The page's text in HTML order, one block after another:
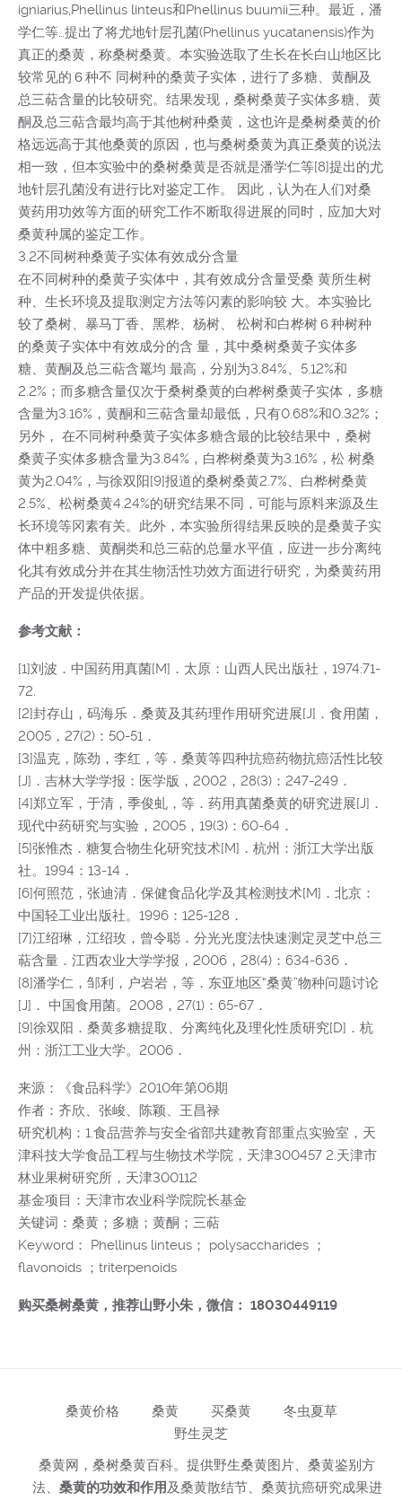
igniarius,Phellinus linteus和Phellinus buumii三种。最近，潘
学仁等…提出了将尤地针层孔菌(Phellinus yucatanensis)作为
真正的桑黄，称桑树桑黄。本实验选取了生长在长白山地区比
较常见的６种不 同树种的桑黄子实体，进行了多糖、黄酮及
总三萜含量的比较研究。结果发现，桑树桑黄子实体多糖、黄
酮及总三萜含最均高于其他树种桑黄，这也许是桑树桑黄的价
格远远高于其他桑黄的原因，也与桑树桑黄为真正桑黄的说法
相一致，但本实验中的桑树桑黄是否就是潘学仁等[8]提出的尤
地针层孔菌没有进行比对鉴定工作。 因此，认为在人们对桑
黄药用功效等方面的研究工作不断取得进展的同时，应加大对
桑黄种属的鉴定工作。
3.2不同树种桑黄子实体有效成分含量
在不同树种的桑黄子实体中，其有效成分含量受桑 黄所生树
种、生长环境及提取测定方法等闪素的影响较 大。本实验比
较了桑树、暴马丁香、黑桦、杨树、 松树和白桦树６种树种
的桑黄子实体中有效成分的含 量，其中桑树桑黄子实体多
糖、黄酮及总三萜含鼍均 最高，分别为3.84%、5.12%和
2.2%；而多糖含量仅次于桑树桑黄的白桦树桑黄子实体，多糖
含量为3.16%，黄酮和三萜含量却最低，只有0.68%和0.32%；
另外， 在不同树种桑黄子实体多糖含最的比较结果中，桑树
桑黄子实体多糖含量为3.84%，白桦树桑黄为3.16%，松 树桑
黄为2.04%，与徐双阳[9]报道的桑树桑黄2.7%、白桦树桑黄
2.5%、松树桑黄4.24%的研究结果不同，可能与原料来源及生
长环境等冈素有关。此外，本实验所得结果反映的是桑黄子实
体中粗多糖、黄酮类和总三萜的总量水平值，应进一步分离纯
化其有效成分并在其生物活性功效方面进行研究，为桑黄药用
产品的开发提供依据。
参考文献：
[1]刘波．中国药用真菌[M]．太原：山西人民出版社，1974:71-
72.
[2]封存山，码海乐．桑黄及其药理作用研究进展[J]．食用菌，
2005，27(2)：50-51．
[3]温克，陈劲，李红，等．桑黄等四种抗癌药物抗癌活性比较
[J]．吉林大学学报：医学版，2002，28(3)：247-249．
[4]郑立军，于清，季俊虬，等．药用真菌桑黄的研究进展[J]．
现代中药研究与实验，2005，19(3)：60-64．
[5]张惟杰．糖复合物生化研究技术[M]．杭州：浙江大学出版
社。1994：13-14．
[6]何照范，张迪清．保健食品化学及其检测技术[M]．北京：
中国轻工业出版社。1996：125-128．
[7]江绍琳，江绍玫，曾令聪．分光光度法快速测定灵芝中总三
萜含量．江西农业大学学报，2006，28(4)：634-636．
[8]潘学仁，邹利，户岩岩，等．东亚地区“桑黄”物种问题讨论
[J]． 中国食用菌。2008，27(1)：65-67．
[9]徐双阳．桑黄多糖提取、分离纯化及理化性质研究[D]．杭
州：浙江工业大学。2006．
来源：《食品科学》2010年第06期
作者：齐欣、张峻、陈颖、王昌禄
研究机构：1.食品营养与安全省部共建教育部重点实验室，天
津科技大学食品工程与生物技术学院，天津300457 2.天津市
林业果树研究所，天津300112
基金项目：天津市农业科学院院长基金
关键词：桑黄；多糖；黄酮；三萜
Keyword： Phellinus linteus； polysaccharides ；
flavonoids ；triterpenoids
购买桑树桑黄，推荐山野小朱，微信： 18030449119
桑黄价格 桑黄 买桑黄
冬虫夏草
野生灵芝
桑黄网，桑树桑黄百科。提供野生桑黄图片、桑黄鉴别方
法、 桑黄的功效和作用及桑黄散结节、桑黄抗癌研究成果进